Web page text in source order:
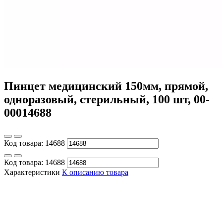
Пинцет медицинский 150мм, прямой,
одноразовый, стерильный, 100 шт, 00-
00014688
Код товара: 14688
Код товара: 14688
Характеристики К описанию товара